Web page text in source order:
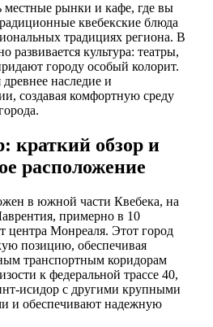
местные рынки и кафе, где вы
квебекские блюда
традициях региона. В
развивается культура: театры,
городу особый колорит.
древнее наследие и
создавая комфортную среду
краткий обзор и
расположение
в южной части Квебека, на
примерно в 10
центра Монреаля. Этот город
позицию, обеспечивая
транспортным коридорам
к федеральной трассе 40,
исидор с другими крупными
и обеспечивают надежную